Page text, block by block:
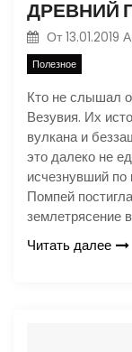
От 13.01.2019
Полезное
Кто не слышал
Везувия. Их
вулкана и
это далеко не
исчезнувший
Помпей
землетрясение в
Читать далее